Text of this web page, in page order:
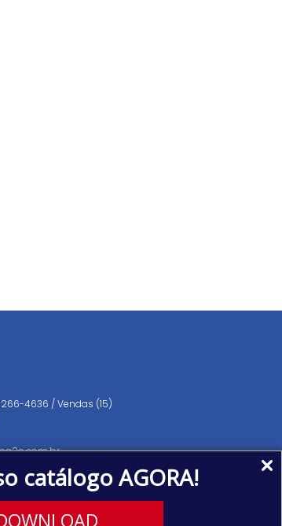
catálogo AGORA!
4636 / Vendas (15)
Eucaliptos, 151, Distrito
SP CEP: 18560-000